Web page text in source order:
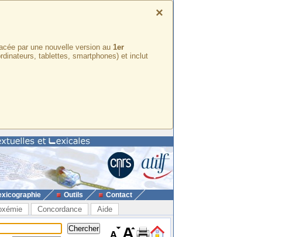
×
par une nouvelle version au 1er
tablettes, smartphones) et inclut
Outils Contact
Concordance Aide